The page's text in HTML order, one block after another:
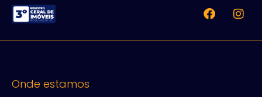
Onde estamos